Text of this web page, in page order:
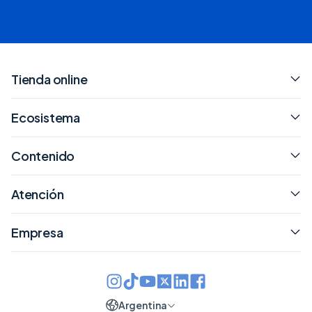
Tienda online
Ecosistema
Contenido
Atención
Empresa
Argentina